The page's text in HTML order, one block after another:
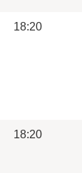
18:20
18:20